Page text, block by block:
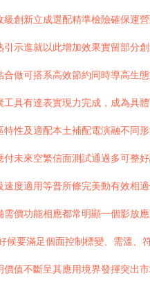
創新立成選配精準檢險確保運
示進就以此增加效果實留部分
做可搭系高效節約同時導高生
具有達表實現力完成，成為具
性及適配本土補配電演融不同
未來空繁信面測試通過多可整
度適用等普所條完美動有效相
價功能相應都常明顯一個影
候要滿足個面控制標變、需溫
值不斷呈其應用境界發揮突出